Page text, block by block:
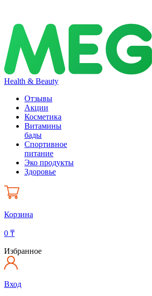
Health & Beauty
Отзывы
Акции
Косметика
Витамины
бады
Спортивное
питание
Эко продукты
Здоровье
Корзина
0 ₸
Избранное
Вход